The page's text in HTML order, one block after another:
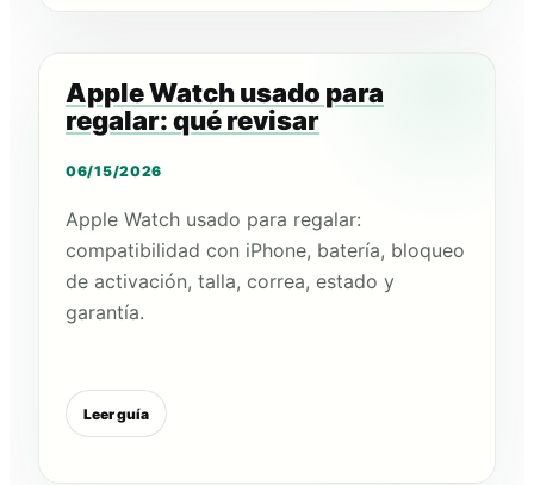
Apple Watch usado para
regalar: qué revisar
06/15/2026
Apple Watch usado para regalar:
compatibilidad con iPhone, batería, bloqueo
de activación, talla, correa, estado y
garantía.
Leer guía